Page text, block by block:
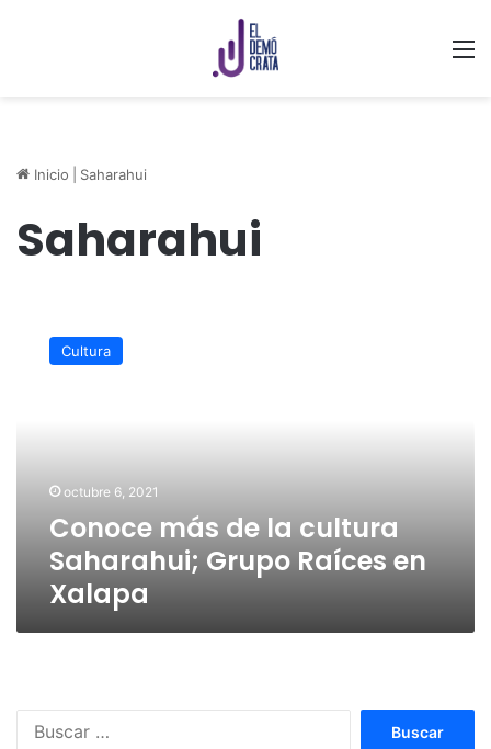
Inicio Saharahui
Saharahui
Xalapa
Cultura
octubre 6, 2021
Conoce más de la cultura
Saharahui; Grupo Raíces en
Xalapa